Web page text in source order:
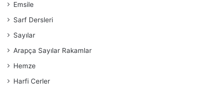
Emsile
Sarf Dersleri
Sayılar
Arapça Sayılar Rakamlar
Hemze
Harfi Cerler